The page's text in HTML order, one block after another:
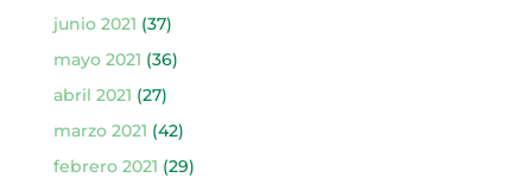
junio 2021 (37)
mayo 2021 (36)
abril 2021 (27)
marzo 2021 (42)
febrero 2021 (29)